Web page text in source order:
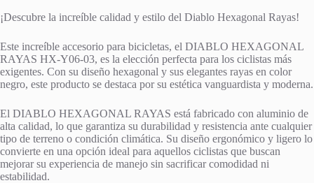
¡Descubre la increíble calidad y estilo del Diablo Hexagonal Rayas!
Este increíble accesorio para bicicletas, el DIABLO HEXAGONAL
RAYAS HX-Y06-03, es la elección perfecta para los ciclistas más
exigentes. Con su diseño hexagonal y sus elegantes rayas en color
negro, este producto se destaca por su estética vanguardista y moderna.
El DIABLO HEXAGONAL RAYAS está fabricado con aluminio de
alta calidad, lo que garantiza su durabilidad y resistencia ante cualquier
tipo de terreno o condición climática. Su diseño ergonómico y ligero lo
convierte en una opción ideal para aquellos ciclistas que buscan
mejorar su experiencia de manejo sin sacrificar comodidad ni
estabilidad.